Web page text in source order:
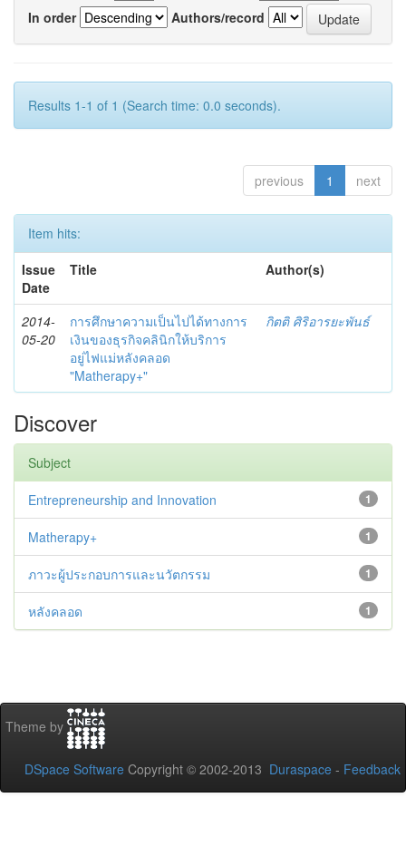
In order
Authors/record
Results 1-1 of 1 (Search time: 0.0 seconds).
previous 1 next
Item hits:
Issue
Date
Title Author(s)
2014-
05-20
การศึกษาความเป็นไปได้ทางการ
เงินของธุรกิจคลินิกให้บริการ
อยู่ไฟแม่หลังคลอด
"Matherapy+"
กิตติ ศิริอารยะพันธ์
Discover
Subject
1
Entrepreneurship and Innovation
1
Matherapy+
1
ภาวะผู้ประกอบการและนวัตกรรม
1
หลังคลอด
Theme by
DSpace Software Copyright © 2002-2013 Duraspace - Feedback